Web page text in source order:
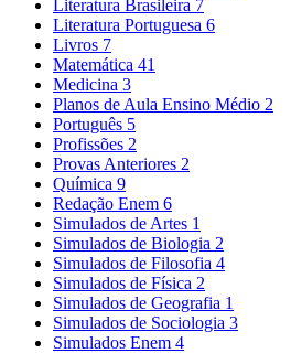
Literatura Brasileira 7
Literatura Portuguesa 6
Livros 7
Matemática 41
Medicina 3
Planos de Aula Ensino Médio 2
Português 5
Profissões 2
Provas Anteriores 2
Química 9
Redação Enem 6
Simulados de Artes 1
Simulados de Biologia 2
Simulados de Filosofia 4
Simulados de Física 2
Simulados de Geografia 1
Simulados de Sociologia 3
Simulados Enem 4